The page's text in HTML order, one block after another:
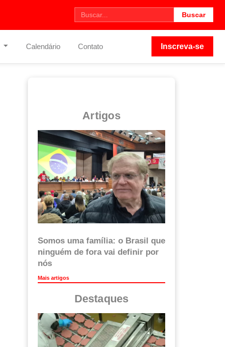
Buscar
Calendário Contato Inscreva-se
Artigos
Somos uma família: o Brasil que
ninguém de fora vai definir por
nós
Mais artigos
Destaques